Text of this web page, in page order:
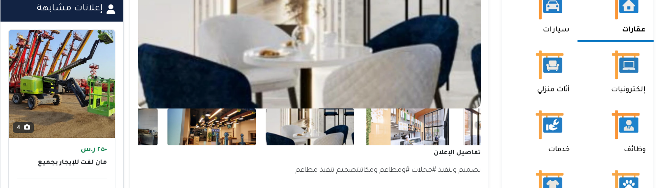
عقارات سيارات
إلكترونيات أثاث منزلي
وظائف خدمات تفاصيل الإعلان
تصميم وتنفيذ #محلات #ومطاعم ومكاتبتصميم تنفيذ مطاعم
إعلانات مشابهة
٢٥٠ ر.س
مان لفت للإيجار بجميع